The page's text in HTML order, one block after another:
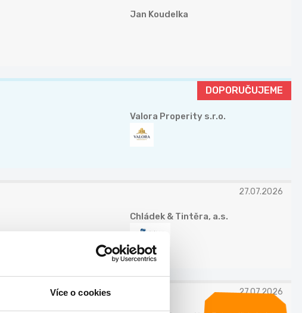
Více o cookies
Jan Koudelka
DOPORUČUJEME
Valora Properity s.r.o.
27.07.2026
Chládek & Tintěra, a.s.
27.07.2026